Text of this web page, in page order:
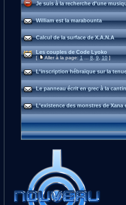
Je suis à la recherche d'une
William est la marabounta
Calcul de la surface de X.A.N.A
Les couples de Code Lyoko
[ Aller à la page:1...8,9,10]
L'inscription hébraïque sur la
Le panneau écrit en grec à la
L'existence des monstres de Xana